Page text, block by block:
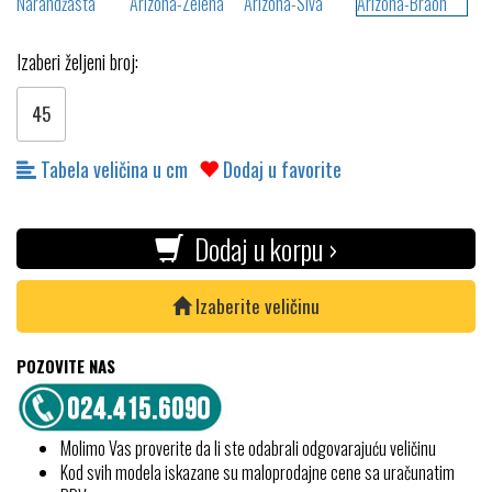
Izaberi željeni broj:
45
Tabela veličina u cm Dodaj u favorite
Dodaj u korpu ›
Izaberite veličinu
POZOVITE NAS
Molimo Vas proverite da li ste odabrali odgovarajuću veličinu
Kod svih modela iskazane su maloprodajne cene sa uračunatim